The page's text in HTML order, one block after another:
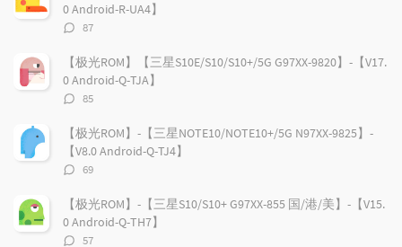
0 Android-R-UA4】
评
数：
87
【极光ROM】【三星S10E/S10/S10+/5G G97XX-9820】-【V17.
0 Android-Q-TJA】
评
数：
85
【极光ROM】-【三星NOTE10/NOTE10+/5G N97XX-9825】-
【V8.0 Android-Q-TJ4】
评
数：
69
【极光ROM】-【三星S10/S10+ G97XX-855 国/港/美】-【V15.
0 Android-Q-TH7】
评
57